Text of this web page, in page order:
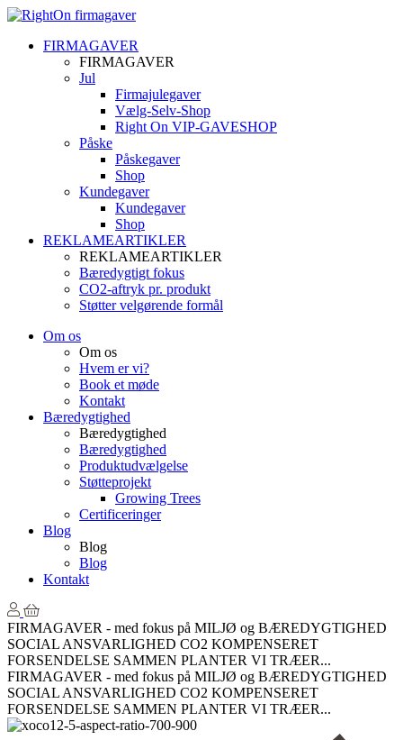
FIRMAGAVER
FIRMAGAVER
Jul
Firmajulegaver
Vælg-Selv-Shop
Right On VIP-GAVESHOP
Påske
Påskegaver
Shop
Kundegaver
Kundegaver
Shop
REKLAMEARTIKLER
REKLAMEARTIKLER
Bæredygtigt fokus
CO2-aftryk pr. produkt
Støtter velgørende formål
Om os
Om os
Hvem er vi?
Book et møde
Kontakt
Bæredygtighed
Bæredygtighed
Bæredygtighed
Produktudvælgelse
Støtteprojekt
Growing Trees
Certificeringer
Blog
Blog
Blog
Kontakt
FIRMAGAVER - med fokus på MILJØ og BÆREDYGTIGHED
SOCIAL ANSVARLIGHED CO2 KOMPENSERET
FORSENDELSE SAMMEN PLANTER VI TRÆER...
FIRMAGAVER - med fokus på MILJØ og BÆREDYGTIGHED
SOCIAL ANSVARLIGHED CO2 KOMPENSERET
FORSENDELSE SAMMEN PLANTER VI TRÆER...